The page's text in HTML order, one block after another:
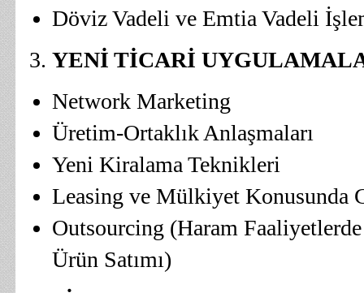
Döviz Vadeli ve Emtia Vadeli
YENİ TİCARİ
Network Marketing
Üretim-Ortaklık Anlaşmaları
Yeni Kiralama Teknikleri
Leasing ve Mülkiyet Konusunda
Outsourcing (Haram
Ürün Satımı)